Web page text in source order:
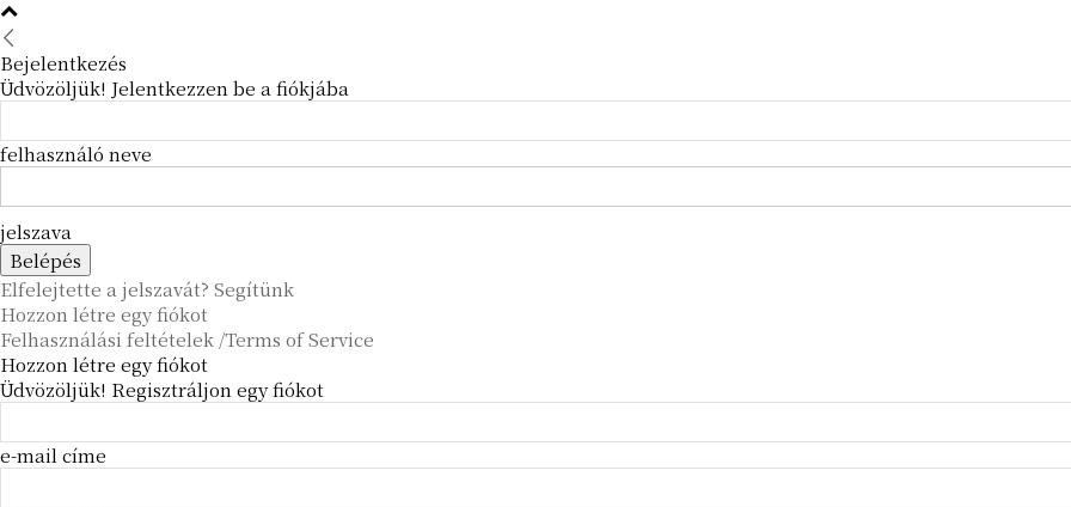
Bejelentkezés
Üdvözöljük! Jelentkezzen be a fiókjába
felhasználó neve
jelszava
Elfelejtette a jelszavát? Segítünk
Hozzon létre egy fiókot
Felhasználási feltételek /Terms of Service
Hozzon létre egy fiókot
Üdvözöljük! Regisztráljon egy fiókot
e-mail címe